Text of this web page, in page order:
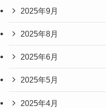
2025年9月
2025年8月
2025年6月
2025年5月
2025年4月